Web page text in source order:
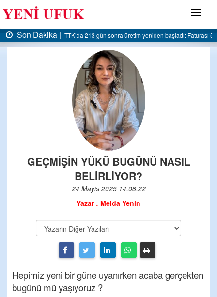
Menü
başladı: Faturası 5 milyar liraya dayandı
Son Dakika |AK Parti Ereğli İlçe Başkanlığı’ndan
GEÇMİŞİN YÜKÜ BUGÜNÜ NASIL
BELİRLİYOR?
24 Mayis 2025 14:08:22
Yazar : Melda Yenin
Hepimiz yeni bir güne uyanırken acaba gerçekten
bugünü mü yaşıyoruz ?